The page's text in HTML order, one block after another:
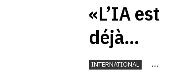
«L’IA est
déjà
présente
INTERNATIONAL